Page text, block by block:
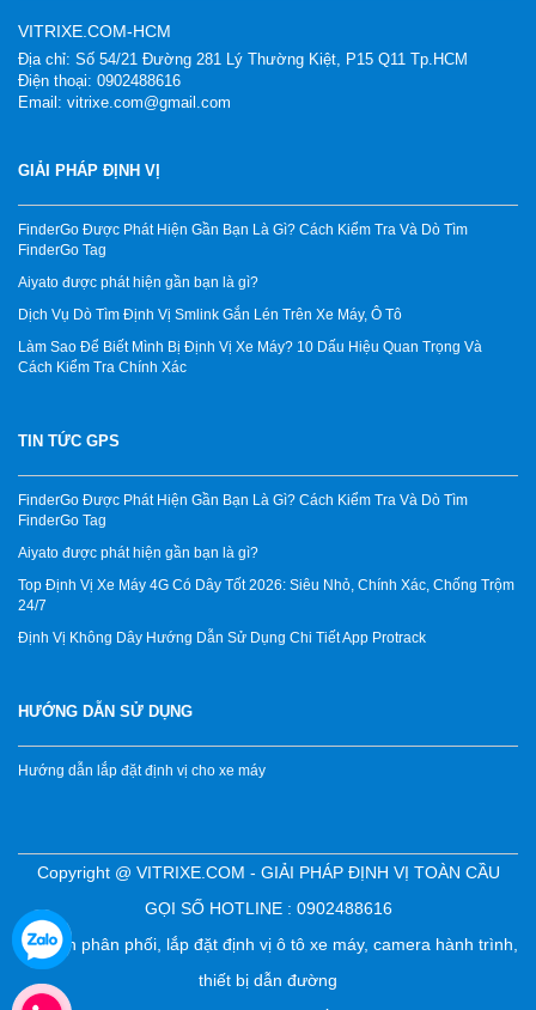
VITRIXE.COM-HCM
Địa chỉ: Số 54/21 Đường 281 Lý Thường Kiệt, P15 Q11 Tp.HCM
Điện thoại: 0902488616
Email: vitrixe.com@gmail.com
GIẢI PHÁP ĐỊNH VỊ
FinderGo Được Phát Hiện Gần Bạn Là Gì? Cách Kiểm Tra Và Dò Tìm
FinderGo Tag
Aiyato được phát hiện gần bạn là gì?
Dịch Vụ Dò Tìm Định Vị Smlink Gắn Lén Trên Xe Máy, Ô Tô
Làm Sao Để Biết Mình Bị Định Vị Xe Máy? 10 Dấu Hiệu Quan Trọng Và
Cách Kiểm Tra Chính Xác
TIN TỨC GPS
FinderGo Được Phát Hiện Gần Bạn Là Gì? Cách Kiểm Tra Và Dò Tìm
FinderGo Tag
Aiyato được phát hiện gần bạn là gì?
Top Định Vị Xe Máy 4G Có Dây Tốt 2026: Siêu Nhỏ, Chính Xác, Chống Trộm
24/7
Định Vị Không Dây Hướng Dẫn Sử Dụng Chi Tiết App Protrack
HƯỚNG DẪN SỬ DỤNG
Hướng dẫn lắp đặt định vị cho xe máy
Copyright @ VITRIXE.COM - GIẢI PHÁP ĐỊNH VỊ TOÀN CẦU
GỌI SỐ HOTLINE : 0902488616
Chuyên phân phối, lắp đặt định vị ô tô xe máy, camera hành trình,
thiết bị dẫn đường